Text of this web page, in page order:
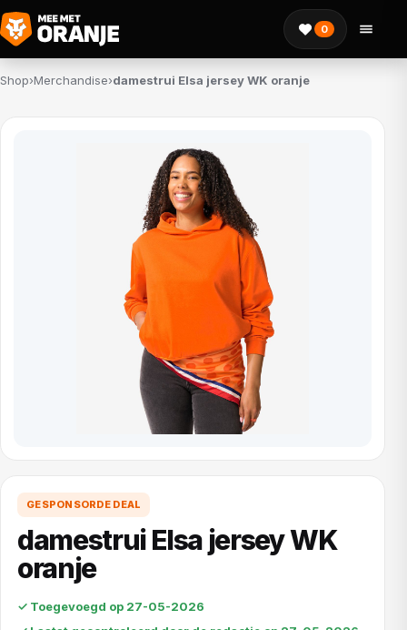
0
Shop›Merchandise›damestrui Elsa jersey WK oranje
GESPONSORDE DEAL
damestrui Elsa jersey WK
oranje
✓ Toegevoegd op 27-05-2026